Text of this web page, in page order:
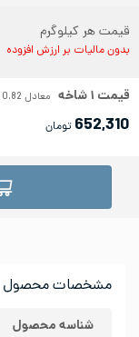
مشخصات محصول
شناسه محصول
قیمت هر کیلوگرم
بدون مالیات بر ارزش افزوده
قیمت ۱شاخه معادل0.82
652,310 تومان